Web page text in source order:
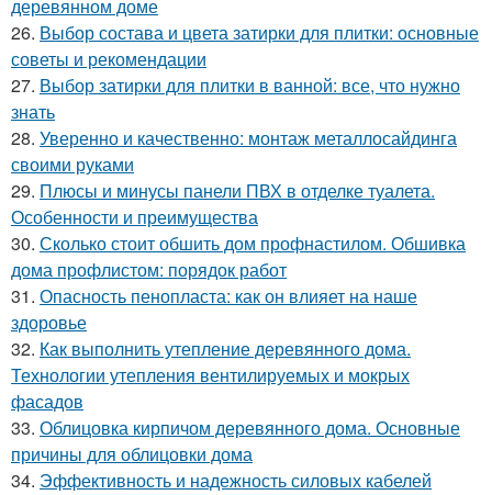
деревянном доме
26. Выбор состава и цвета затирки для плитки: основные
советы и рекомендации
27. Выбор затирки для плитки в ванной: все, что нужно
знать
28. Уверенно и качественно: монтаж металлосайдинга
своими руками
29. Плюсы и минусы панели ПВХ в отделке туалета.
Особенности и преимущества
30. Сколько стоит обшить дом профнастилом. Обшивка
дома профлистом: порядок работ
31. Опасность пенопласта: как он влияет на наше
здоровье
32. Как выполнить утепление деревянного дома.
Технологии утепления вентилируемых и мокрых
фасадов
33. Облицовка кирпичом деревянного дома. Основные
причины для облицовки дома
34. Эффективность и надежность силовых кабелей